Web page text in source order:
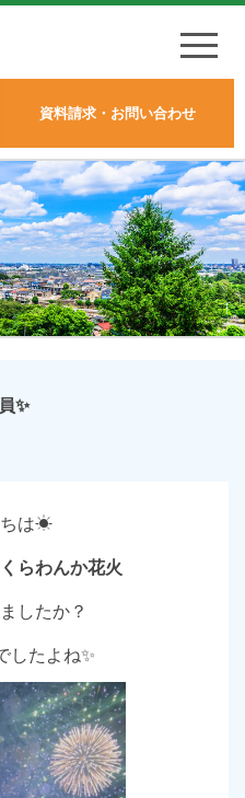
資料請求・お問い合わせ
✨
ちは☀
くらわんか花火
したか？
したよね✨